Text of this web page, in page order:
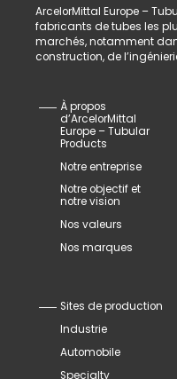
ArcelorMittal Europe –
fabricants de tubes les
marchés, notamment
construction, de
À propos
d’ArcelorMittal
Europe – Tubular
Products
Notre entreprise
Notre objectif et
notre vision
Nos valeurs
Nos marques
Sites de production
Industrie
Automobile
Specialty